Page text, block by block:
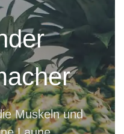
Muskeln und